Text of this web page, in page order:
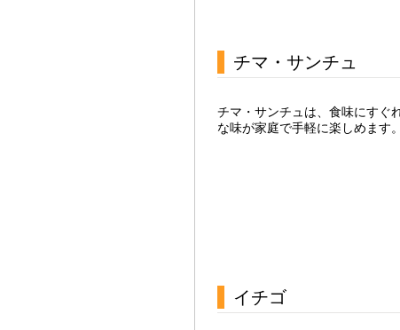
チマ・サンチュ
チマ・サンチュは、食味にすぐ
な味が家庭で手軽に楽しめます
イチゴ